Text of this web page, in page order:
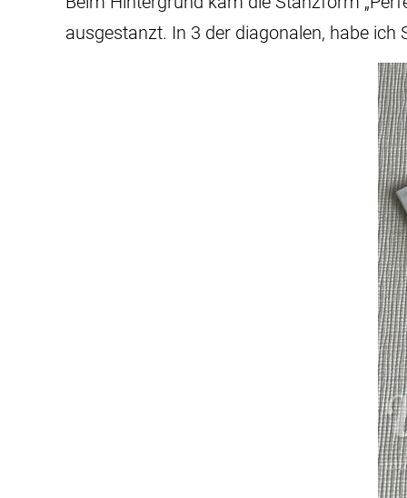
ausgestanzt. In 3 der diagonalen, habe ich